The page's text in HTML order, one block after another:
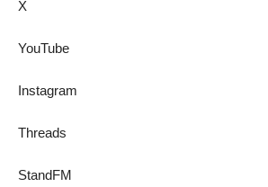
X
YouTube
Instagram
Threads
StandFM